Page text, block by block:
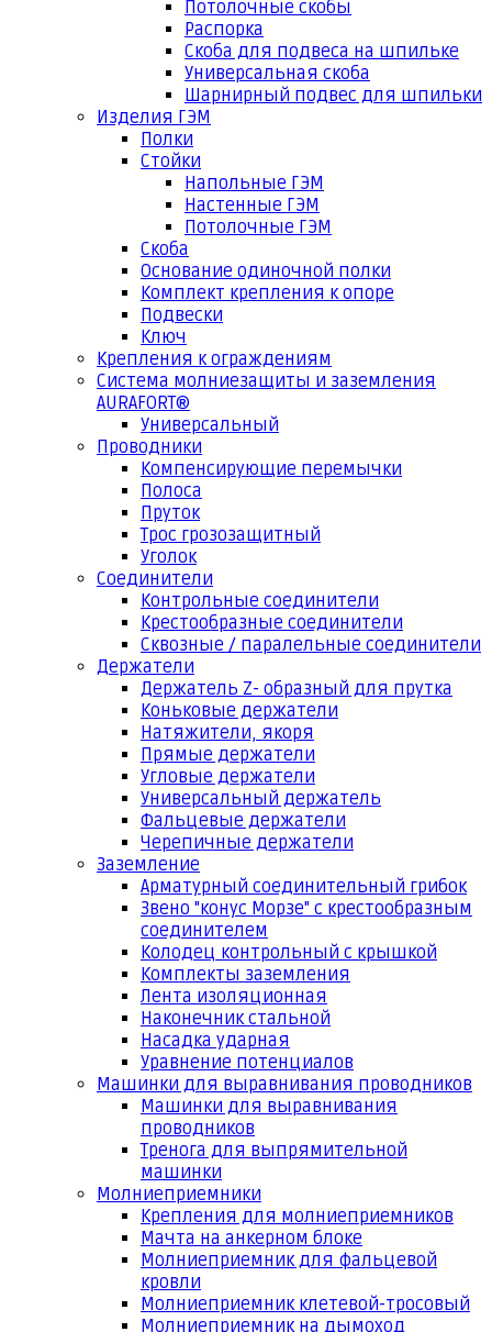
Потолочные скобы
Распорка
Скоба для подвеса на шпильке
Универсальная скоба
Шарнирный подвес для шпильки
Изделия ГЭМ
Полки
Стойки
Напольные ГЭМ
Настенные ГЭМ
Потолочные ГЭМ
Скоба
Основание одиночной полки
Комплект крепления к опоре
Подвески
Ключ
Крепления к ограждениям
Система молниезащиты и заземления
AURAFORT®
Универсальный
Проводники
Компенсирующие перемычки
Полоса
Пруток
Трос грозозащитный
Уголок
Соединители
Контрольные соединители
Крестообразные соединители
Сквозные / паралельные соединители
Держатели
Держатель Z- образный для прутка
Коньковые держатели
Натяжители, якоря
Прямые держатели
Угловые держатели
Универсальный держатель
Фальцевые держатели
Черепичные держатели
Заземление
Арматурный соединительный грибок
Звено "конус Морзе" с крестообразным
соединителем
Колодец контрольный с крышкой
Комплекты заземления
Лента изоляционная
Наконечник стальной
Насадка ударная
Уравнение потенциалов
Машинки для выравнивания проводников
Машинки для выравнивания
проводников
Тренога для выпрямительной
машинки
Молниеприемники
Крепления для молниеприемников
Мачта на анкерном блоке
Молниеприемник для фальцевой
кровли
Молниеприемник клетевой-тросовый
Молниеприемник на дымоход